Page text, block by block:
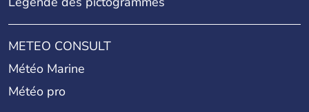
METEO CONSULT
Météo Marine
Météo pro